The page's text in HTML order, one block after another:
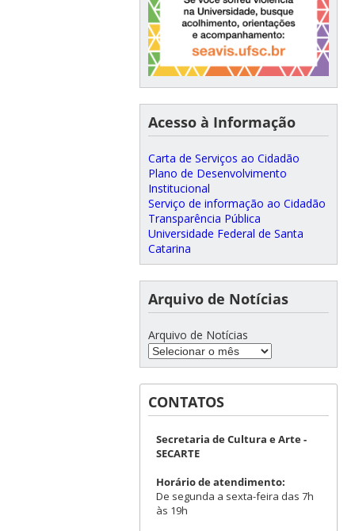
Acesso à Informação
Carta de Serviços ao Cidadão
Plano de Desenvolvimento
Institucional
Serviço de informação ao Cidadão
Transparência Pública
Universidade Federal de Santa
Catarina
Arquivo de Notícias
Arquivo de Notícias
CONTATOS
Secretaria de Cultura e Arte -
SECARTE
Horário de atendimento:
De segunda a sexta-feira das 7h
às 19h